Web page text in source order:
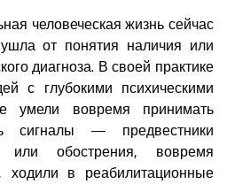
человеческая жизнь сейчас
от понятия наличия или
диагноза. В своей практике
с глубокими психическими
умели вовремя принимать
сигналы — предвестники
или обострения, вовремя
в реабилитационные